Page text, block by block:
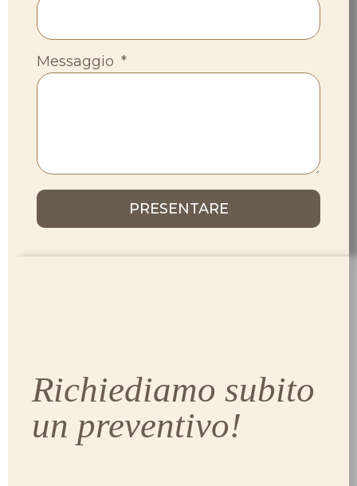
Messaggio
PRESENTARE
Richiediamo subito
un preventivo!